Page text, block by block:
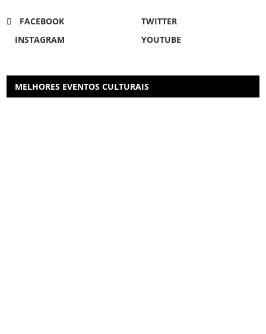
FACEBOOK
TWITTER
INSTAGRAM
YOUTUBE
MELHORES EVENTOS CULTURAIS